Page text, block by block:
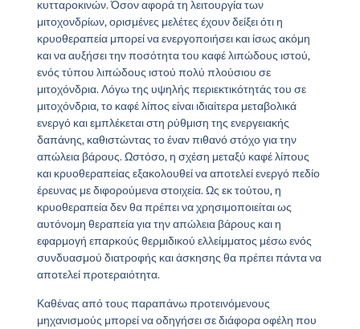
κυτταροκινών. Όσον αφορά τη λειτουργία των
μιτοχονδρίων, ορισμένες μελέτες έχουν δείξει ότι η
κρυοθεραπεία μπορεί να ενεργοποιήσει και ίσως ακόμη
και να αυξήσει την ποσότητα του καφέ λιπώδους ιστού,
ενός τύπου λιπώδους ιστού πολύ πλούσιου σε
μιτοχόνδρια. Λόγω της υψηλής περιεκτικότητάς του σε
μιτοχόνδρια, το καφέ λίπος είναι ιδιαίτερα μεταβολικά
ενεργό και εμπλέκεται στη ρύθμιση της ενεργειακής
δαπάνης, καθιστώντας το έναν πιθανό στόχο για την
απώλεια βάρους. Ωστόσο, η σχέση μεταξύ καφέ λίπους
και κρυοθεραπείας εξακολουθεί να αποτελεί ενεργό πεδίο
έρευνας με διφορούμενα στοιχεία. Ως εκ τούτου, η
κρυοθεραπεία δεν θα πρέπει να χρησιμοποιείται ως
αυτόνομη θεραπεία για την απώλεια βάρους και η
εφαρμογή επαρκούς θερμιδικού ελλείμματος μέσω ενός
συνδυασμού διατροφής και άσκησης θα πρέπει πάντα να
αποτελεί προτεραιότητα.
Καθένας από τους παραπάνω προτεινόμενους
μηχανισμούς μπορεί να οδηγήσει σε διάφορα οφέλη που